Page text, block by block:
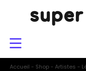
Accueil - Shop - Artistes -